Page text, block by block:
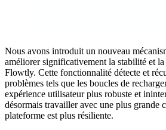
Nous avons introduit un nouveau
améliorer significativement la stabilité et
Flowtly. Cette fonctionnalité détecte et
problèmes tels que les boucles de
expérience utilisateur plus robuste et
désormais travailler avec une plus grande
plateforme est plus résiliente.